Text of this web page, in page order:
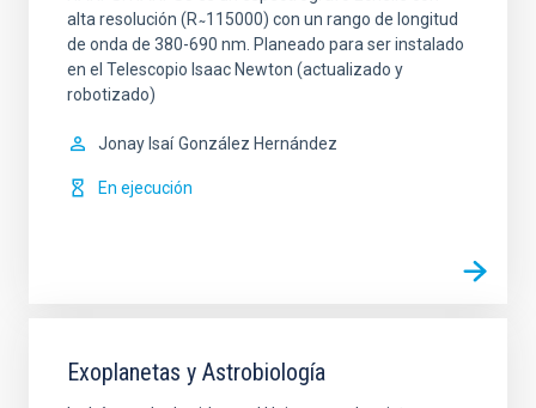
alta resolución (R ̴ 115000) con un rango de longitud
de onda de 380-690 nm. Planeado para ser instalado
en el Telescopio Isaac Newton (actualizado y
robotizado)
Jonay Isaí González Hernández
En ejecución
Exoplanetas y Astrobiología